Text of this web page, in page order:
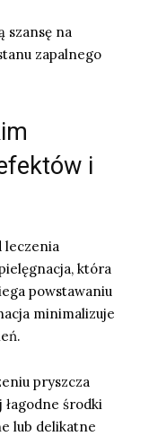
szansę na
zapalnego
i
leczenia
która
powstawaniu
minimalizuje
pryszcza
łagodne środki
lub delikatne